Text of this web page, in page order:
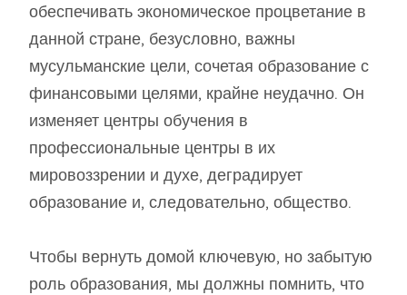
обеспечивать экономическое процветание в
данной стране, безусловно, важны
мусульманские цели, сочетая образование с
финансовыми целями, крайне неудачно. Он
изменяет центры обучения в
профессиональные центры в их
мировоззрении и духе, деградирует
образование и, следовательно, общество.
Чтобы вернуть домой ключевую, но забытую
роль образования, мы должны помнить, что